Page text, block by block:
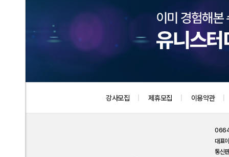
강사모집 제휴모집 이용약관
대표
통신